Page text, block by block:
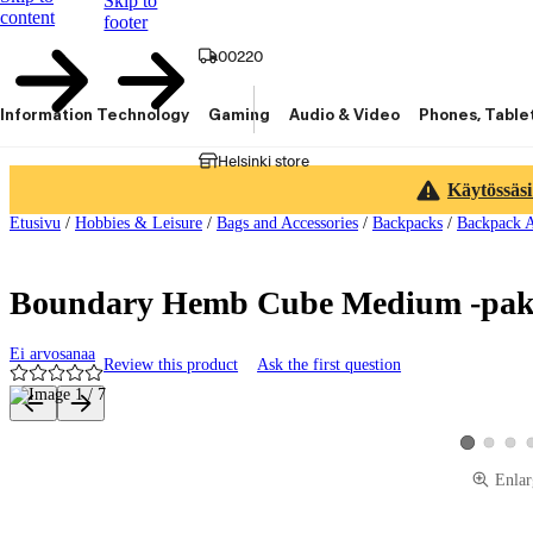
content
footer
00220
Helsinki store
Information Technology Gaming Audio & Video Phones,
Etusivu / Hobbies & Leisure / Bags and Accessories / Backpacks / Backpack
Boundary Hemb Cube Medium -
Ei arvosanaa
Review this product Ask the first question
Product images and videos
ViewView View